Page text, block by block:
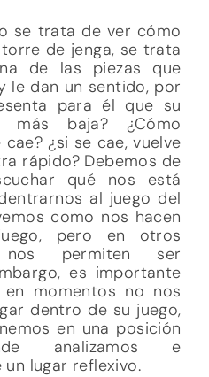
se trata de ver cómo
de jenga, se trata
de las piezas que
le dan un sentido, por
para él que su
baja? ¿Cómo
¿si se cae, vuelve
rápido? Debemos de
qué nos está
al juego del
como nos hacen
pero en otros
permiten ser
es importante
momentos no nos
dentro de su juego,
en una posición
analizamos e
lugar reflexivo.